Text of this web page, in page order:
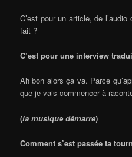
C’est pour un article, de
fait ?
C’est pour une interview
Ah bon alors ça va. Parce
que je vais commencer à
(la musique démarre)
Comment s’est passée ta